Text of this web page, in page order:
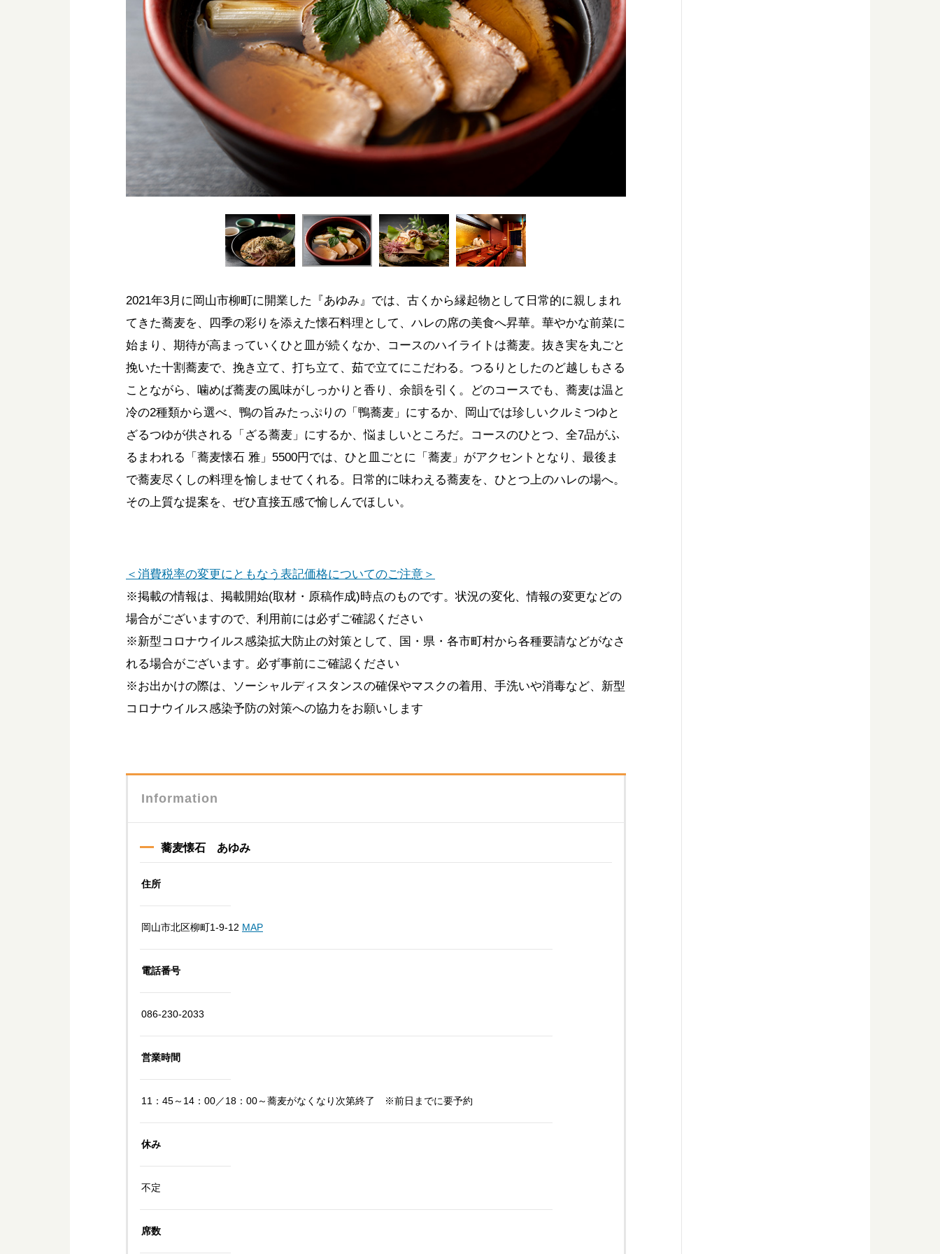
2021年3月に岡山市柳町に開業した『あゆみ』では、古くから縁起物として日常的に親しまれ
てきた蕎麦を、四季の彩りを添えた懐石料理として、ハレの席の美食へ昇華。華やかな前菜に
始まり、期待が高まっていくひと皿が続くなか、コースのハイライトは蕎麦。抜き実を丸ごと
挽いた十割蕎麦で、挽き立て、打ち立て、茹で立てにこだわる。つるりとしたのど越しもさる
ことながら、噛めば蕎麦の風味がしっかりと香り、余韻を引く。どのコースでも、蕎麦は温と
冷の2種類から選べ、鴨の旨みたっぷりの「鴨蕎麦」にするか、岡山では珍しいクルミつゆと
ざるつゆが供される「ざる蕎麦」にするか、悩ましいところだ。コースのひとつ、全7品がふ
るまわれる「蕎麦懐石 雅」5500円では、ひと皿ごとに「蕎麦」がアクセントとなり、最後ま
で蕎麦尽くしの料理を愉しませてくれる。日常的に味わえる蕎麦を、ひとつ上のハレの場へ。
その上質な提案を、ぜひ直接五感で愉しんでほしい。
＜消費税率の変更にともなう表記価格についてのご注意＞
※掲載の情報は、掲載開始(取材・原稿作成)時点のものです。状況の変化、情報の変更などの
場合がございますので、利用前には必ずご確認ください
※新型コロナウイルス感染拡大防止の対策として、国・県・各市町村から各種要請などがなさ
れる場合がございます。必ず事前にご確認ください
※お出かけの際は、ソーシャルディスタンスの確保やマスクの着用、手洗いや消毒など、新型
コロナウイルス感染予防の対策への協力をお願いします
Information
蕎麦懐石 あゆみ
住所
岡山市北区柳町1-9-12 MAP
電話番号
086-230-2033
営業時間
11：45～14：00／18：00～蕎麦がなくなり次第終了 ※前日までに要予約
休み
不定
席数